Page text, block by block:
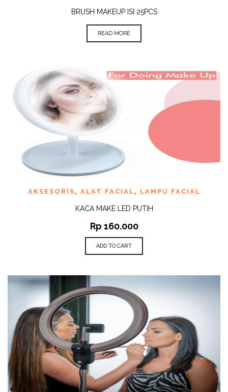
BRUSH MAKEUP ISI 25PCS
READ MORE
AKSESORIS , ALAT FACIAL , LAMPU FACIAL
KACA MAKE LED PUTIH
Rp 160.000
ADD TO CART